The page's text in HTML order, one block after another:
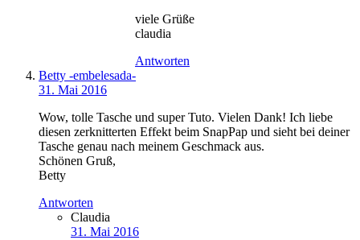
viele Grüße
claudia
Antworten
Betty -embelesada-
31. Mai 2016
Wow, tolle Tasche und super Tuto. Vielen Dank! Ich liebe
diesen zerknitterten Effekt beim SnapPap und sieht bei deiner
Tasche genau nach meinem Geschmack aus.
Schönen Gruß,
Betty
Antworten
Claudia
31. Mai 2016